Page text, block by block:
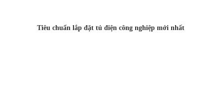
Tiêu chuẩn lắp đặt tủ điện công nghiệp mới nhất